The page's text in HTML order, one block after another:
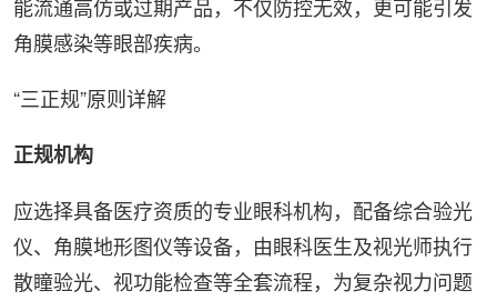
能流通高仿或过期产品，不仅防控无效，更可能引发
角膜感染等眼部疾病。
“三正规”原则详解
正规机构
应选择具备医疗资质的专业眼科机构，配备综合验光
仪、角膜地形图仪等设备，由眼科医生及视光师执行
散瞳验光、视功能检查等全套流程，为复杂视力问题